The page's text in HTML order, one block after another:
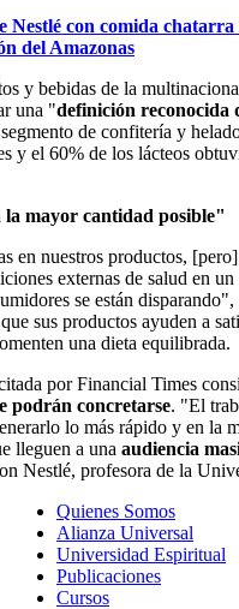
con comida
del Amazonas
y bebidas de la
una "definición reconocida
de confitería y
y el 60% de los lácteos
mayor cantidad posible"
en nuestros productos,
externas de salud en
se están
sus productos ayuden a
una dieta equilibrada.
por Financial Times
podrán concretarse. "El
lo más rápido y en la
lleguen a una audiencia
Nestlé, profesora de la
Quienes Somos
Alianza Universal
Universidad Espiritual
Publicaciones
Cursos